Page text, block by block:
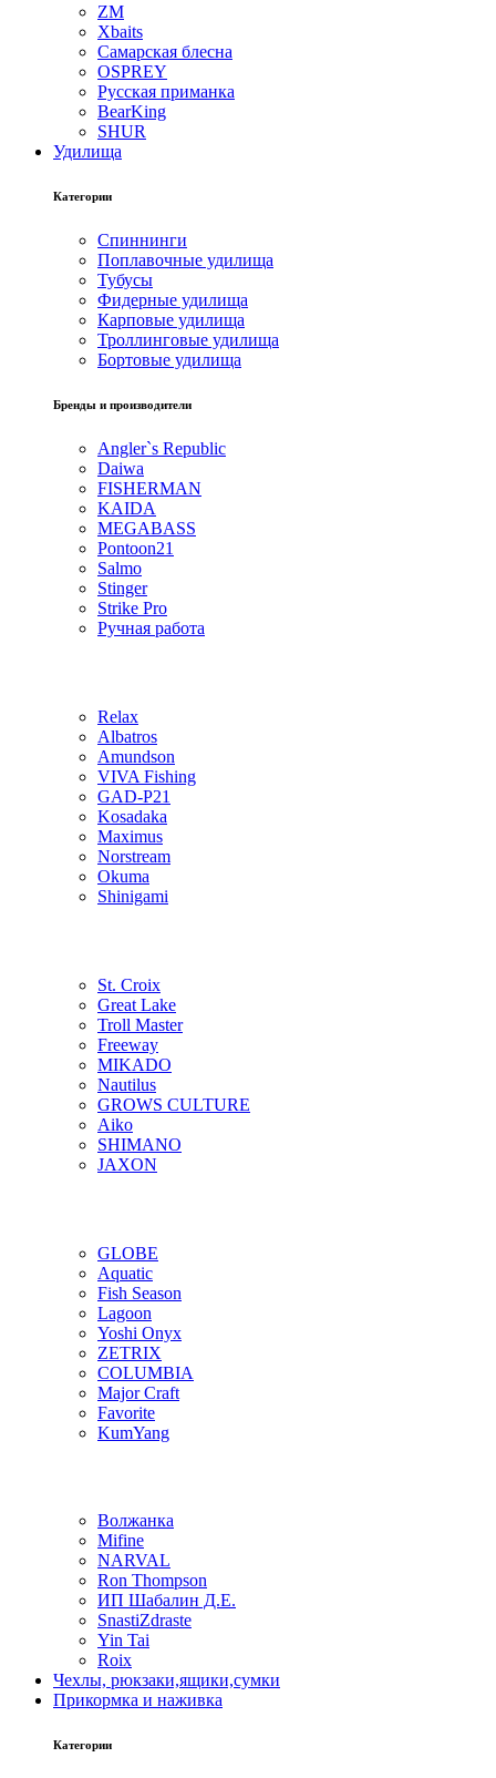
ZM
Xbaits
Самарская блесна
OSPREY
Русская приманка
BearKing
SHUR
Удилища
Категории
Спиннинги
Поплавочные удилища
Тубусы
Фидерные удилища
Карповые удилища
Троллинговые удилища
Бортовые удилища
Бренды и производители
Angler`s Republic
Daiwa
FISHERMAN
KAIDA
MEGABASS
Pontoon21
Salmo
Stinger
Strike Pro
Ручная работа
Relax
Albatros
Amundson
VIVA Fishing
GAD-P21
Kosadaka
Maximus
Norstream
Okuma
Shinigami
St. Croix
Great Lake
Troll Master
Freeway
MIKADO
Nautilus
GROWS CULTURE
Aiko
SHIMANO
JAXON
GLOBE
Aquatic
Fish Season
Lagoon
Yoshi Onyx
ZETRIX
COLUMBIA
Major Craft
Favorite
KumYang
Волжанка
Mifine
NARVAL
Ron Thompson
ИП Шабалин Д.Е.
SnastiZdraste
Yin Tai
Roix
Чехлы, рюкзаки,ящики,сумки
Прикормка и наживка
Категории